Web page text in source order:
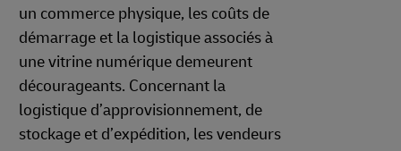
un commerce physique, les coûts de
démarrage et la logistique associés à
une vitrine numérique demeurent
décourageants. Concernant la
logistique d’approvisionnement, de
stockage et d’expédition, les vendeurs